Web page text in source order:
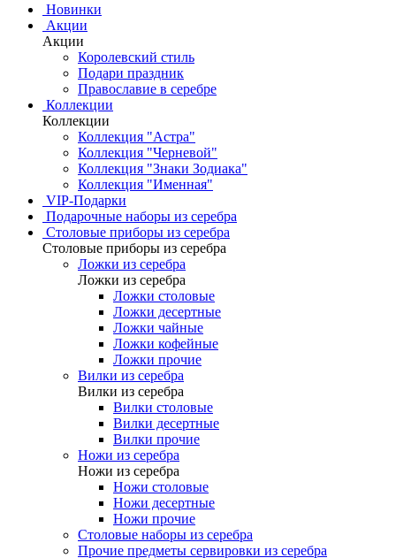
Новинки
Акции
Акции
Королевский стиль
Подари праздник
Православие в серебре
Коллекции
Коллекции
Коллекция "Астра"
Коллекция "Черневой"
Коллекция "Знаки Зодиака"
Коллекция "Именная"
VIP-Подарки
Подарочные наборы из серебра
Столовые приборы из серебра
Столовые приборы из серебра
Ложки из серебра
Ложки из серебра
Ложки столовые
Ложки десертные
Ложки чайные
Ложки кофейные
Ложки прочие
Вилки из серебра
Вилки из серебра
Вилки столовые
Вилки десертные
Вилки прочие
Ножи из серебра
Ножи из серебра
Ножи столовые
Ножи десертные
Ножи прочие
Столовые наборы из серебра
Прочие предметы сервировки из серебра